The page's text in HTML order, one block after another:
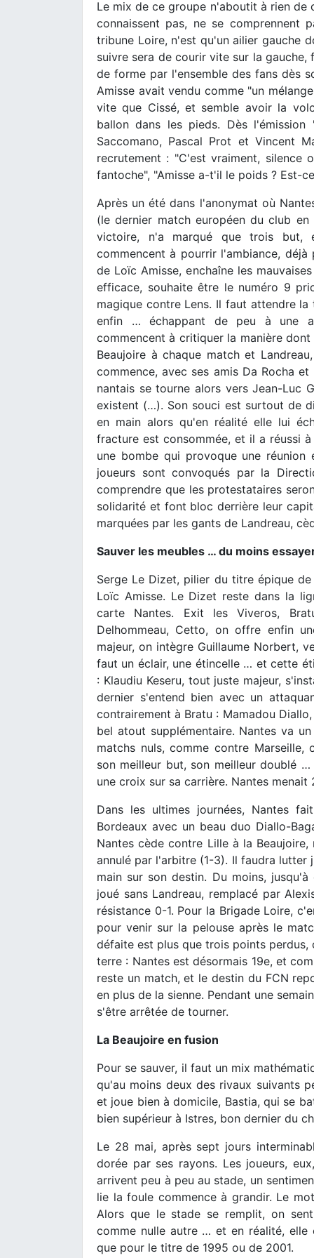
Le mix de ce groupe n'aboutit à rien de
connaissent pas, ne se comprennent
tribune Loire, n'est qu'un ailier gauche
suivre sera de courir vite sur la
de forme par l'ensemble des fans dès
Amisse avait vendu comme "un
vite que Cissé, et semble avoir la
ballon dans les pieds. Dès
Saccomano, Pascal Prot et Vincent
recrutement : "C'est vraiment, silence
fantoche", "Amisse a-t'il le poids ? Est-
Après un été dans l'anonymat où
(le dernier match européen du club
victoire, n'a marqué que trois but,
commencent à pourrir l'ambiance, déjà
de Loïc Amisse, enchaîne les
efficace, souhaite être le numéro 9
magique contre Lens. Il faut attendre
enfin … échappant de peu à une
commencent à critiquer la manière
Beaujoire à chaque match et
commence, avec ses amis Da Rocha
nantais se tourne alors vers Jean-Luc
existent (…). Son souci est surtout de
en main alors qu'en réalité elle lui
fracture est consommée, et il a réussi
une bombe qui provoque une
joueurs sont convoqués par la
comprendre que les protestataires
solidarité et font bloc derrière leur
marquées par les gants de Landreau,
Sauver les meubles … du moins
Serge Le Dizet, pilier du titre épique
Loïc Amisse. Le Dizet reste dans la
carte Nantes. Exit les Viveros,
Delhommeau, Cetto, on offre enfin
majeur, on intègre Guillaume Norbert,
faut un éclair, une étincelle … et cette
: Klaudiu Keseru, tout juste majeur,
dernier s'entend bien avec un
contrairement à Bratu : Mamadou
bel atout supplémentaire. Nantes va
matchs nuls, comme contre
son meilleur but, son meilleur doublé
une croix sur sa carrière. Nantes
Dans les ultimes journées, Nantes
Bordeaux avec un beau duo Diallo-
Nantes cède contre Lille à la
annulé par l'arbitre (1-3). Il faudra lutter
main sur son destin. Du moins,
joué sans Landreau, remplacé par
résistance 0-1. Pour la Brigade Loire,
pour venir sur la pelouse après le
défaite est plus que trois points
terre : Nantes est désormais 19e, et
reste un match, et le destin du FCN
en plus de la sienne. Pendant une
s'être arrêtée de tourner.
La Beaujoire en fusion
Pour se sauver, il faut un mix
qu'au moins deux des rivaux suivants
et joue bien à domicile, Bastia, qui se
bien supérieur à Istres, bon dernier du
Le 28 mai, après sept jours
dorée par ses rayons. Les joueurs,
arrivent peu à peu au stade, un
lie la foule commence à grandir. Le
Alors que le stade se remplit, on
comme nulle autre … et en réalité,
que pour le titre de 1995 ou de 2001.